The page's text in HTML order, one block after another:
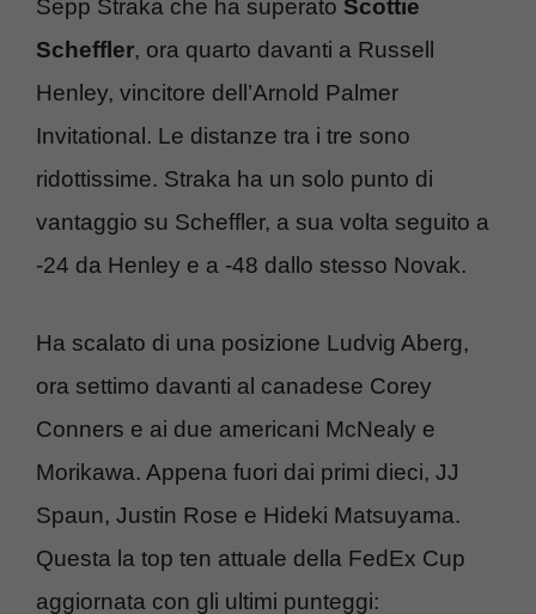
Sepp Straka che ha superato Scottie
Scheffler, ora quarto davanti a Russell
Henley, vincitore dell’Arnold Palmer
Invitational. Le distanze tra i tre sono
ridottissime. Straka ha un solo punto di
vantaggio su Scheffler, a sua volta seguito a
-24 da Henley e a -48 dallo stesso Novak.
Ha scalato di una posizione Ludvig Aberg,
ora settimo davanti al canadese Corey
Conners e ai due americani McNealy e
Morikawa. Appena fuori dai primi dieci, JJ
Spaun, Justin Rose e Hideki Matsuyama.
Questa la top ten attuale della FedEx Cup
aggiornata con gli ultimi punteggi: